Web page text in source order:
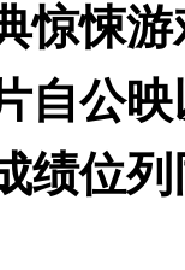
惊悚
自公
绩位